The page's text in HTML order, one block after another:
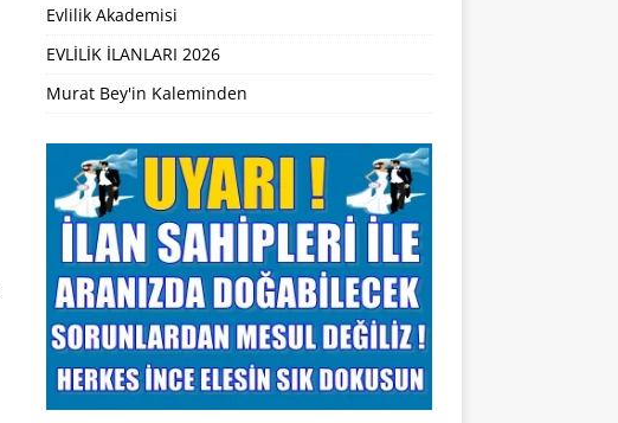
Evlilik Akademisi
EVLİLİK İLANLARI 2026
Murat Bey'in Kaleminden